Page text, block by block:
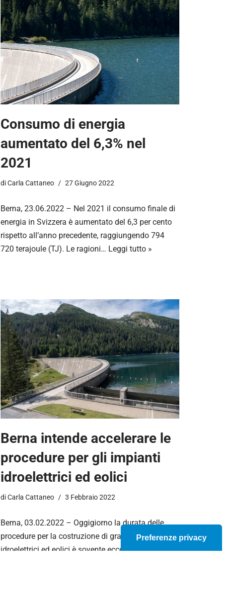
Consumo di energia
aumentato del 6,3% nel
2021
diCarla Cattaneo 27 Giugno 2022
Berna, 23.06.2022 – Nel 2021 il consumo finale di
energia in Svizzera è aumentato del 6,3 per cento
rispetto all’anno precedente, raggiungendo 794
720 terajoule (TJ). Le ragioni… Leggi tutto »
Berna intende accelerare le
procedure per gli impianti
idroelettrici ed eolici
diCarla Cattaneo 3 Febbraio 2022
Berna, 03.02.2022 – Oggigiorno la durata delle
procedure per la costruzione di grandi impianti
idroelettrici ed eolici è sovente eccessiva. Vista e